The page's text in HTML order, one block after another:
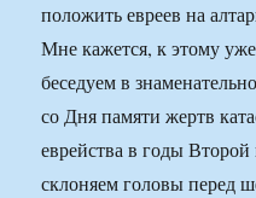
положить евреев на
Мне кажется, к этому
беседуем в
со Дня памяти жертв
еврейства в годы
склоняем головы перед